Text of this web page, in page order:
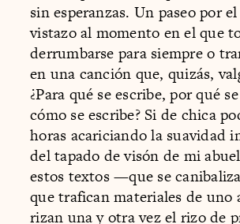
sin esperanzas. Un paseo por
vistazo al momento en el que
derrumbarse para siempre o
en una canción que, quizás,
¿Para qué se escribe, por qué
cómo se escribe? Si de chica
horas acariciando la suavidad
del tapado de visón de mi
estos textos —que se
que trafican materiales de uno
rizan una y otra vez el rizo de